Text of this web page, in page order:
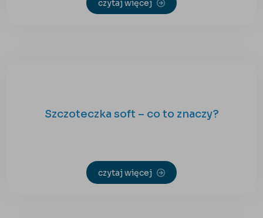
czytaj więcej
Szczoteczka soft – co to znaczy?
czytaj więcej